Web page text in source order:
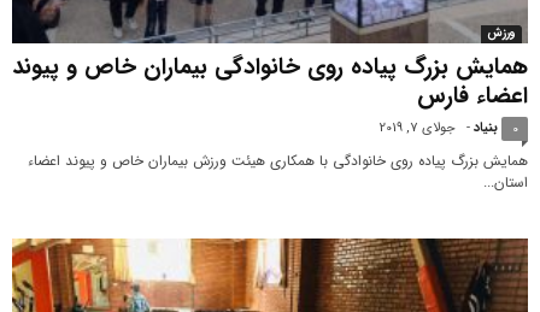
ورزش
همایش بزرگ پیاده روی خانوادگی بیماران خاص و پیوند
اعضاء فارس
بنیاد- جولای 7, 2019 0
همایش بزرگ پیاده روی خانوادگی با همکاری هیئت ورزش بیماران خاص و پیوند اعضاء
استان...